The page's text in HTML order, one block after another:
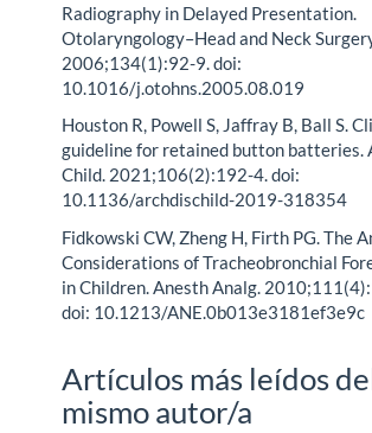
Radiography in Delayed Presentation.
Otolaryngology–Head and Neck
2006;134(1):92-9. doi:
10.1016/j.otohns.2005.08.019
Houston R, Powell S, Jaffray B, Ball S.
guideline for retained button batteries.
Child. 2021;106(2):192-4. doi:
10.1136/archdischild-2019-318354
Fidkowski CW, Zheng H, Firth PG. The
Considerations of Tracheobronchial
in Children. Anesth Analg.
doi: 10.1213/ANE.0b013e3181ef3e9c
Artículos más leídos
mismo autor/a